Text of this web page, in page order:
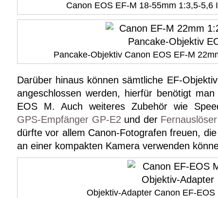
Canon EOS EF-M 18-55mm 1:3,5-5,6
Pancake-Objektiv Canon EOS EF-M
Darüber hinaus können sämtliche EF-
angeschlossen werden, hierfür benötigt
EOS M. Auch weiteres Zubehör wie
GPS-Empfänger GP-E2 und der
dürfte vor allem Canon-Fotografen freuen,
an einer kompakten Kamera verwenden
Objektiv-Adapter Canon EF-